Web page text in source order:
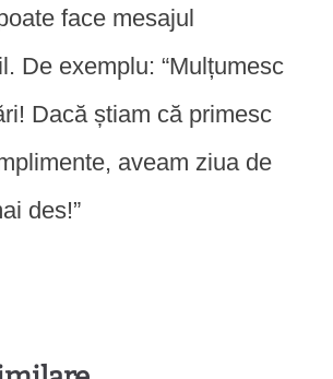
face mesajul
De exemplu: “Mulțumesc
Dacă știam că primesc
aveam ziua de
des!”